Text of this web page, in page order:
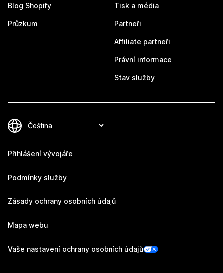
Blog Shopify
Průzkum
Tisk a média
Partneři
Affiliate partneři
Právní informace
Stav služby
Přihlášení vývojáře
Podmínky služby
Zásady ochrany osobních údajů
Mapa webu
Vaše nastavení ochrany osobních údajů